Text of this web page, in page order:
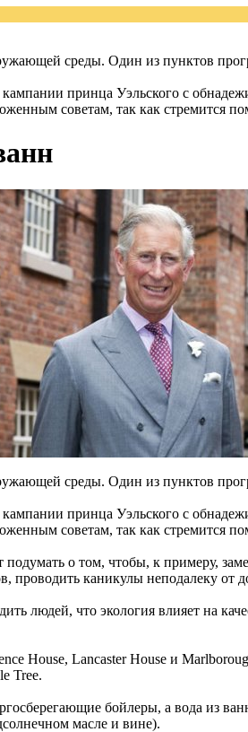
среды. Один из пунктов
принца Уэльского с
советам, так как стремится
среды. Один из пунктов
принца Уэльского с
советам, так как стремится
подумать о том, чтобы, к примеру,
каникулы неподалеку от
людей, что экология влияет на
House, Lancaster House и
Tree.
бойлеры, а вода из
масле и вине).